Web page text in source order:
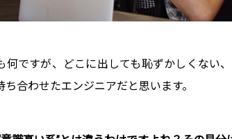
何ですが、どこに出しても恥ずかしくない
ち合わせたエンジニアだと思います。